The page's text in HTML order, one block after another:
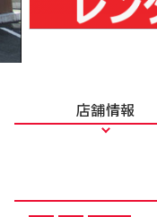
店舗情報